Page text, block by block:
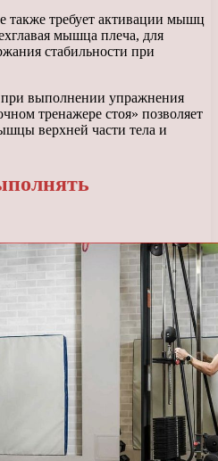
также требует активации мышц
мышца плеча, для
стабильности при
выполнении упражнения
тренажере стоя» позволяет
верхней части тела и